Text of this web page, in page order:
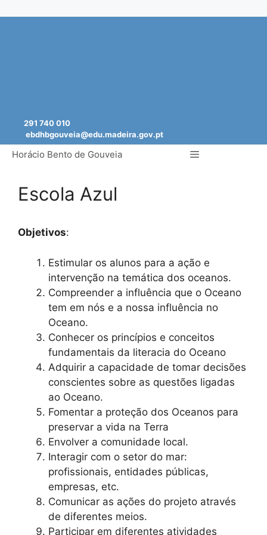
291 740 010
ebdhbgouveia@edu.madeira.gov.pt
Horácio Bento de Gouveia Menu
Escola Azul
Objetivos:
Estimular os alunos para a ação e
intervenção na temática dos oceanos.
Compreender a influência que o Oceano
tem em nós e a nossa influência no
Oceano.
Conhecer os princípios e conceitos
fundamentais da literacia do Oceano
Adquirir a capacidade de tomar decisões
conscientes sobre as questões ligadas
ao Oceano.
Fomentar a proteção dos Oceanos para
preservar a vida na Terra
Envolver a comunidade local.
Interagir com o setor do mar:
profissionais, entidades públicas,
empresas, etc.
Comunicar as ações do projeto através
de diferentes meios.
Participar em diferentes atividades